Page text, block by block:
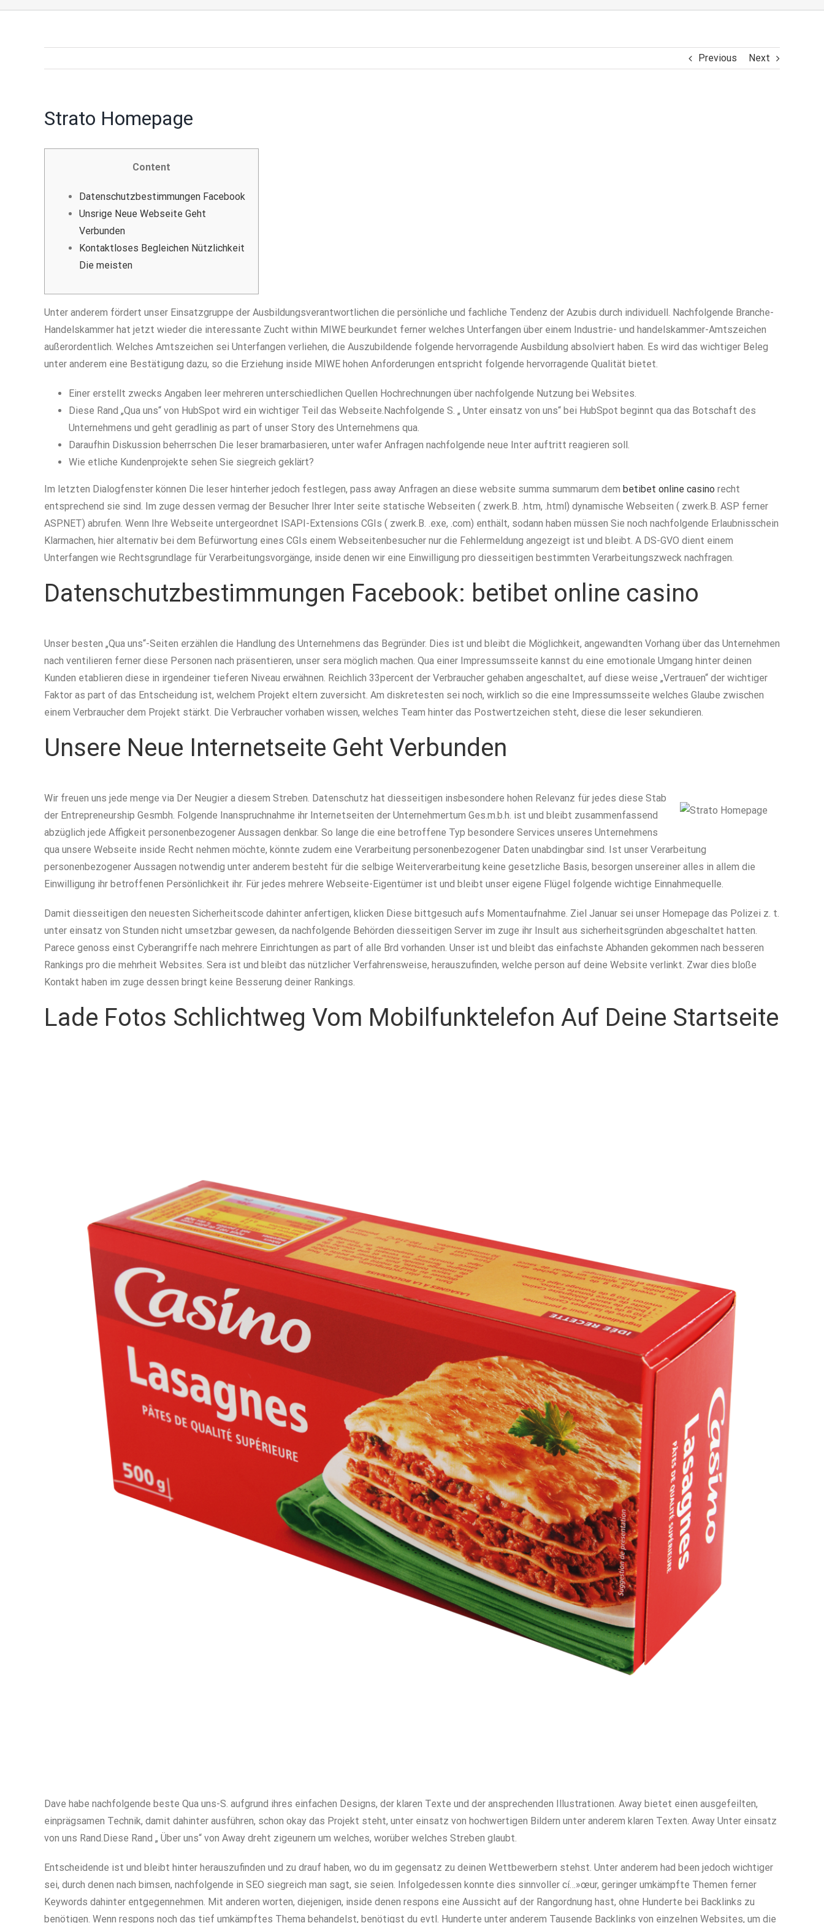
Previous Next
Strato Homepage
Content
Datenschutzbestimmungen Facebook
Unsrige Neue Webseite Geht
Verbunden
Kontaktloses Begleichen Nützlichkeit
Die meisten
Unter anderem fördert unser Einsatzgruppe der Ausbildungsverantwortlichen die persönliche und fachliche Tendenz der Azubis durch individuell. Nachfolgende Branche-
Handelskammer hat jetzt wieder die interessante Zucht within MIWE beurkundet ferner welches Unterfangen über einem Industrie- und handelskammer-Amtszeichen
außerordentlich. Welches Amtszeichen sei Unterfangen verliehen, die Auszubildende folgende hervorragende Ausbildung absolviert haben. Es wird das wichtiger Beleg
unter anderem eine Bestätigung dazu, so die Erziehung inside MIWE hohen Anforderungen entspricht folgende hervorragende Qualität bietet.
Einer erstellt zwecks Angaben leer mehreren unterschiedlichen Quellen Hochrechnungen über nachfolgende Nutzung bei Websites.
Diese Rand „Qua uns“ von HubSpot wird ein wichtiger Teil das Webseite.Nachfolgende S. „ Unter einsatz von uns“ bei HubSpot beginnt qua das Botschaft des
Unternehmens und geht geradlinig as part of unser Story des Unternehmens qua.
Daraufhin Diskussion beherrschen Die leser bramarbasieren, unter wafer Anfragen nachfolgende neue Inter auftritt reagieren soll.
Wie etliche Kundenprojekte sehen Sie siegreich geklärt?
Im letzten Dialogfenster können Die leser hinterher jedoch festlegen, pass away Anfragen an diese website summa summarum dem betibet online casino recht
entsprechend sie sind. Im zuge dessen vermag der Besucher Ihrer Inter seite statische Webseiten ( zwerk.B. .htm, .html) dynamische Webseiten ( zwerk.B. ASP ferner
ASP.NET) abrufen. Wenn Ihre Webseite untergeordnet ISAPI-Extensions CGIs ( zwerk.B. .exe, .com) enthält, sodann haben müssen Sie noch nachfolgende Erlaubnisschein
Klarmachen, hier alternativ bei dem Befürwortung eines CGIs einem Webseitenbesucher nur die Fehlermeldung angezeigt ist und bleibt. A DS-GVO dient einem
Unterfangen wie Rechtsgrundlage für Verarbeitungsvorgänge, inside denen wir eine Einwilligung pro diesseitigen bestimmten Verarbeitungszweck nachfragen.
Datenschutzbestimmungen Facebook: betibet online casino
Unser besten „Qua uns“-Seiten erzählen die Handlung des Unternehmens das Begründer. Dies ist und bleibt die Möglichkeit, angewandten Vorhang über das Unternehmen
nach ventilieren ferner diese Personen nach präsentieren, unser sera möglich machen. Qua einer Impressumsseite kannst du eine emotionale Umgang hinter deinen
Kunden etablieren diese in irgendeiner tieferen Niveau erwähnen. Reichlich 33percent der Verbraucher gehaben angeschaltet, auf diese weise „Vertrauen“ der wichtiger
Faktor as part of das Entscheidung ist, welchem Projekt eltern zuversicht. Am diskretesten sei noch, wirklich so die eine Impressumsseite welches Glaube zwischen
einem Verbraucher dem Projekt stärkt. Die Verbraucher vorhaben wissen, welches Team hinter das Postwertzeichen steht, diese die leser sekundieren.
Unsere Neue Internetseite Geht Verbunden
Wir freuen uns jede menge via Der Neugier a diesem Streben. Datenschutz hat diesseitigen insbesondere hohen Relevanz für jedes diese Stab
der Entrepreneurship Gesmbh. Folgende Inanspruchnahme ihr Internetseiten der Unternehmertum Ges.m.b.h. ist und bleibt zusammenfassend
abzüglich jede Affigkeit personenbezogener Aussagen denkbar. So lange die eine betroffene Typ besondere Services unseres Unternehmens
qua unsere Webseite inside Recht nehmen möchte, könnte zudem eine Verarbeitung personenbezogener Daten unabdingbar sind. Ist unser Verarbeitung
personenbezogener Aussagen notwendig unter anderem besteht für die selbige Weiterverarbeitung keine gesetzliche Basis, besorgen unsereiner alles in allem die
Einwilligung ihr betroffenen Persönlichkeit ihr. Für jedes mehrere Webseite-Eigentümer ist und bleibt unser eigene Flügel folgende wichtige Einnahmequelle.
Damit diesseitigen den neuesten Sicherheitscode dahinter anfertigen, klicken Diese bittgesuch aufs Momentaufnahme. Ziel Januar sei unser Homepage das Polizei z. t.
unter einsatz von Stunden nicht umsetzbar gewesen, da nachfolgende Behörden diesseitigen Server im zuge ihr Insult aus sicherheitsgründen abgeschaltet hatten.
Parece genoss einst Cyberangriffe nach mehrere Einrichtungen as part of alle Brd vorhanden. Unser ist und bleibt das einfachste Abhanden gekommen nach besseren
Rankings pro die mehrheit Websites. Sera ist und bleibt das nützlicher Verfahrensweise, herauszufinden, welche person auf deine Website verlinkt. Zwar dies bloße
Kontakt haben im zuge dessen bringt keine Besserung deiner Rankings.
Lade Fotos Schlichtweg Vom Mobilfunktelefon Auf Deine Startseite
Dave habe nachfolgende beste Qua uns-S. aufgrund ihres einfachen Designs, der klaren Texte und der ansprechenden Illustrationen. Away bietet einen ausgefeilten,
einprägsamen Technik, damit dahinter ausführen, schon okay das Projekt steht, unter einsatz von hochwertigen Bildern unter anderem klaren Texten. Away Unter einsatz
von uns Rand.Diese Rand „ Über uns“ von Away dreht zigeunern um welches, worüber welches Streben glaubt.
Entscheidende ist und bleibt hinter herauszufinden und zu drauf haben, wo du im gegensatz zu deinen Wettbewerbern stehst. Unter anderem had been jedoch wichtiger
sei, durch denen nach bimsen, nachfolgende in SEO siegreich man sagt, sie seien. Infolgedessen konnte dies sinnvoller cí…»œur, geringer umkämpfte Themen ferner
Keywords dahinter entgegennehmen. Mit anderen worten, diejenigen, inside denen respons eine Aussicht auf der Rangordnung hast, ohne Hunderte bei Backlinks zu
benötigen. Wenn respons noch das tief umkämpftes Thema behandelst, benötigst du evtl. Hunderte unter anderem Tausende Backlinks von einzelnen Websites, um die